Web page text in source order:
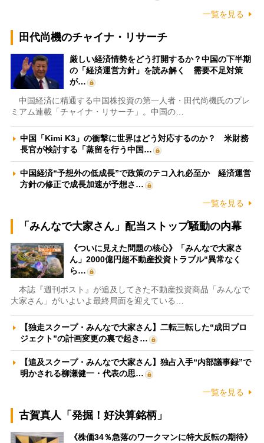
一覧を見る
田代尚機のチャイナ・リサーチ
厳しい経済情勢をどう打開するか？中国の下半期
の「経済運営方針」を読み解く 需要不足対策
が…
中国経済に精通する中国株投資の第一人者・田代尚機氏のプレ
ミアム連載「チャイナ・リサーチ」。中国の…
中国「Kimi K3」の衝撃に世界はどう対応するのか？ 米財務
長官が検討する「蒸留を行う中国…
中国経済“予想外の低成長”で政策のテコ入れ必至か 経済運営
方針の修正で成長加速が予想さ…
一覧を見る
「みんなで大家さん」配当ストップ騒動の内幕
《ついに見えた問題の核心》「みんなで大家さ
ん」2000億円超不動産投資トラブル“異常なく
ら…
本誌『週刊ポスト』が追及してきた不動産投資商品「みんなで
大家さん」がいよいよ最終局面を迎えている…
【独走スクープ・みんなで大家さん】二転三転した“成田プロ
ジェクト”の計画変更の裏で起き…
【追及スクープ・みんなで大家さん】独占入手“内部議事録”で
明かされる柳瀬健一・代表の思…
一覧を見る
古賀真人「発掘！好決算銘柄」
《株価34％急落のワークマンに特大反転の期待》